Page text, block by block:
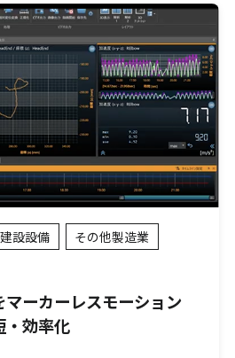
設設備
その他製造業
ーカーレスモーション
・効率化